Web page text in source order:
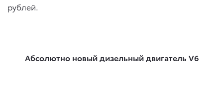
рублей.
Абсолютно новый дизельный двигатель V6